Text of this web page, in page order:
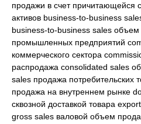
продажи в счет причитающейся
активов business-to-business
business-to-business sales объем
промышленных предприятий
коммерческого сектора
распродажа consolidated sales
sales продажа потребительских
продажа на внутреннем рынке
сквозной доставкой товара
gross sales валовой объем